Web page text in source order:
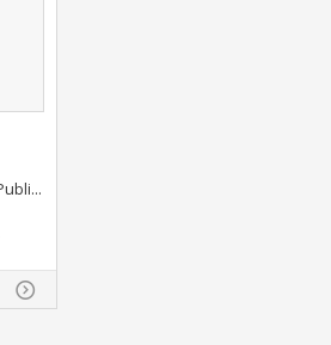
Wojewódzka Biblioteka Publiczna (Kielce). Dział Informacji i Bibliografii Regionalnej